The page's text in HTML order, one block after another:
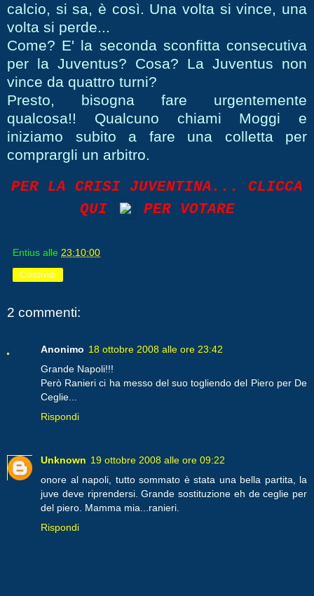
calcio, si sa, è così. Una volta si vince, una
volta si perde...
Come? E' la seconda sconfitta consecutiva
per la Juventus? Cosa? La Juventus non
vince da quattro turni?
Presto, bisogna fare urgentemente
qualcosa!! Qualcuno chiami Moggi e
iniziamo subito a fare una colletta per
comprargli un arbitro.
PER LA CRISI JUVENTINA... CLICCA
QUI
PER VOTARE
Entius alle 23:10:00
Condividi
2 commenti:
Anonimo 18 ottobre 2008 alle ore 23:42
Grande Napoli!!!
Però Ranieri ci ha messo del suo togliendo del Piero per De
Ceglie...
Rispondi
Unknown 19 ottobre 2008 alle ore 09:22
onore al napoli, tutto sommato è stata una bella partita, la
juve deve riprendersi. Grande sostituzione eh de ceglie per
del piero. Mamma mia...ranieri.
Rispondi